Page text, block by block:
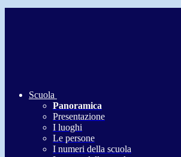
Scuola
Panoramica
Presentazione
I luoghi
Le persone
I numeri della scuola